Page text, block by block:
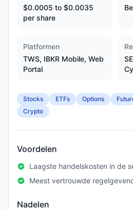
$0.0005 to $0.0035
per share
Platformen
TWS, IBKR Mobile, Web
Portal
Stocks ETFs Options
Crypto
Voordelen
Laagste handelskosten in de
Meest vertrouwde
Nadelen